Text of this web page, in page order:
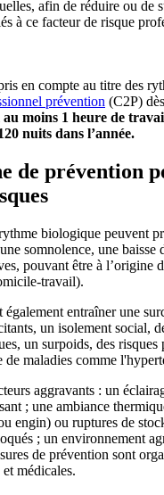
afin de réduire ou de
à ce facteur de risque
en compte au titre des
prévention (C2P)
au moins 1 heure de
nuits dans l’année.
de prévention
biologique peuvent
somnolence, une baisse
pouvant être à l’origine
travail).
entraîner une
un isolement social,
un surpoids, des risques
de maladies comme
aggravants : un
; une ambiance
engin) ou ruptures de
; un environnement
de prévention sont
médicales.